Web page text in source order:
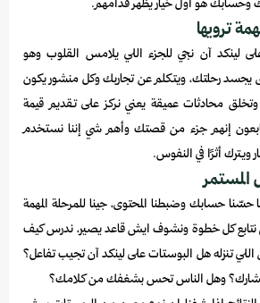
وحسابك هو أول خيار يظهر قدامهم.
ترويها
لينكد آن نجي للجزء اللي يلامس القلوب وهو
رحلتك، ويتكلم عن تجاربك وكل منشور يكون
محادثات عميقة يعني نركز على تقديم قيمة
إنهم جزء من قصتك وأهم شي إننا نستخدم
أثرًا في النفوس.
حسّنا حسابك وضبطنا المحتوى، جينا للمرحلة المهمة
نتابع كل خطوة ونشوف ايش قاعد يصير، ندرس كيف
اللي تنزله هل البوستات على لينكد آن تجيب تفاعل؟
وهل الناس تحس بشغفك من كلامك؟